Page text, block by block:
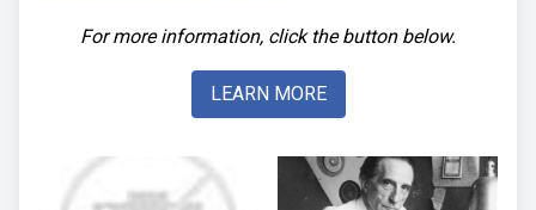
For more information, click the button below.
LEARN MORE